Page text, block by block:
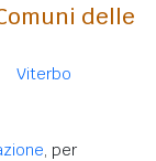
delle
Viterbo
, per